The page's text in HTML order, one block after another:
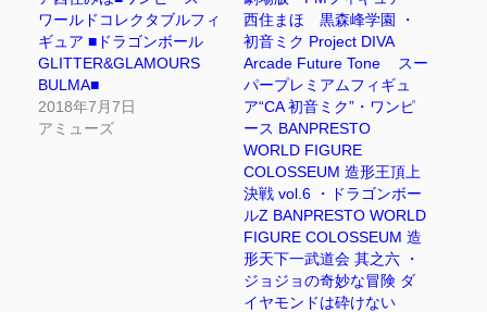
ワールドコレクタブルフィ
ギュア ■ドラゴンボール
GLITTER&GLAMOURS
BULMA■
2018年7月7日
アミューズ
西住まほ 黒森峰学園 ・
初音ミク Project DIVA
Arcade Future Tone スー
パープレミアムフィギュ
ア“CA 初音ミク”・ワンピ
ース BANPRESTO
WORLD FIGURE
COLOSSEUM 造形王頂上
決戦 vol.6 ・ドラゴンボー
ルZ BANPRESTO WORLD
FIGURE COLOSSEUM 造
形天下一武道会 其之六 ・
ジョジョの奇妙な冒険 ダ
イヤモンドは砕けない